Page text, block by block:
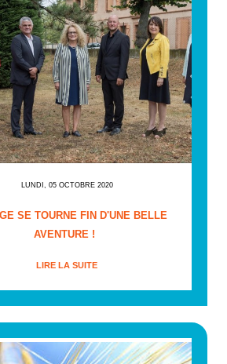
LUNDI, 05 OCTOBRE 2020
SE TOURNE FIN D'UNE BELLE
AVENTURE !
LIRE LA SUITE